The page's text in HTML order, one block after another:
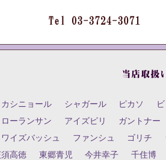
カシニョール シャガール ピカソ
ローランサン アイズピリ
ガントナー
ワイズバッシュ ファンシュ ゴリチ
高徳 東郷青児 今井幸子 千住博